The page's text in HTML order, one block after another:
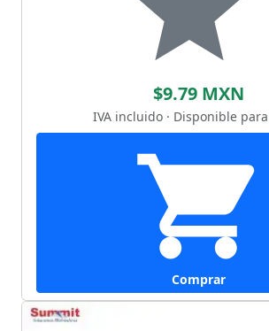
$9.79 MXN
IVA incluido · Disponible
Comprar